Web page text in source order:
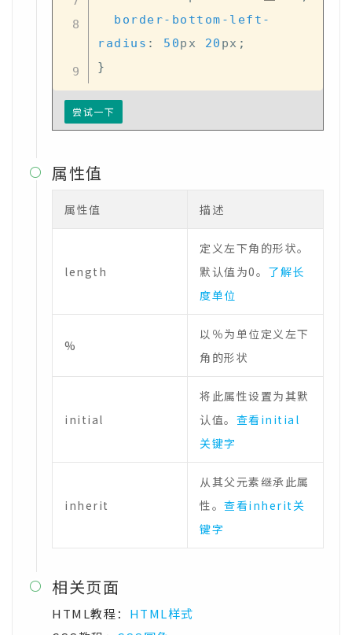
border-bottom-left-
radius : 50px 20 px ;
}
尝试一下
 属性值
属性值 描述
length
定义左下角的形状。
默认值为0。 了解长
度单位
%
以％为单位定义左下
角的形状
initial
将此属性设置为其默
认值。 查看initial
关键字
inherit
从其父元素继承此属
性。 查看inherit关
键字
 相关页面
HTML教程： HTML样式